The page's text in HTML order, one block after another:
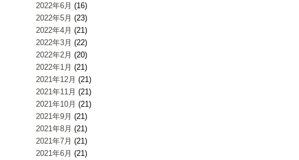
2022年6月 (16)
2022年5月 (23)
2022年4月 (21)
2022年3月 (22)
2022年2月 (20)
2022年1月 (21)
2021年12月 (21)
2021年11月 (21)
2021年10月 (21)
2021年9月 (21)
2021年8月 (21)
2021年7月 (21)
2021年6月 (21)